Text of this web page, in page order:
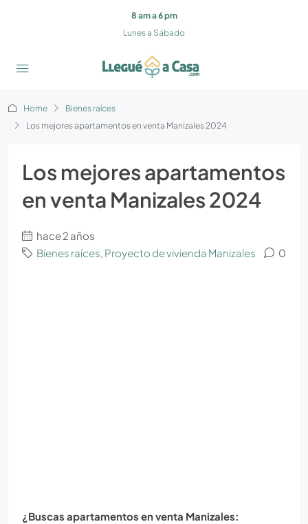
8 am a 6 pm
Lunes a Sábado
Home
Bienes raíces
Los mejores apartamentos en venta Manizales 2024
Los mejores apartamentos
en venta Manizales 2024
hace 2 años
Bienes raíces, Proyecto de vivienda Manizales 0
¿Buscas apartamentos en venta Manizales: